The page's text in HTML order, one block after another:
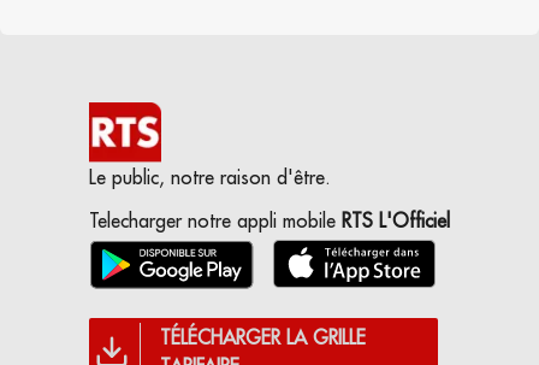
Le public, notre raison d'être.
Telecharger notre appli mobile RTS L'Officiel
TÉLÉCHARGER LA GRILLE